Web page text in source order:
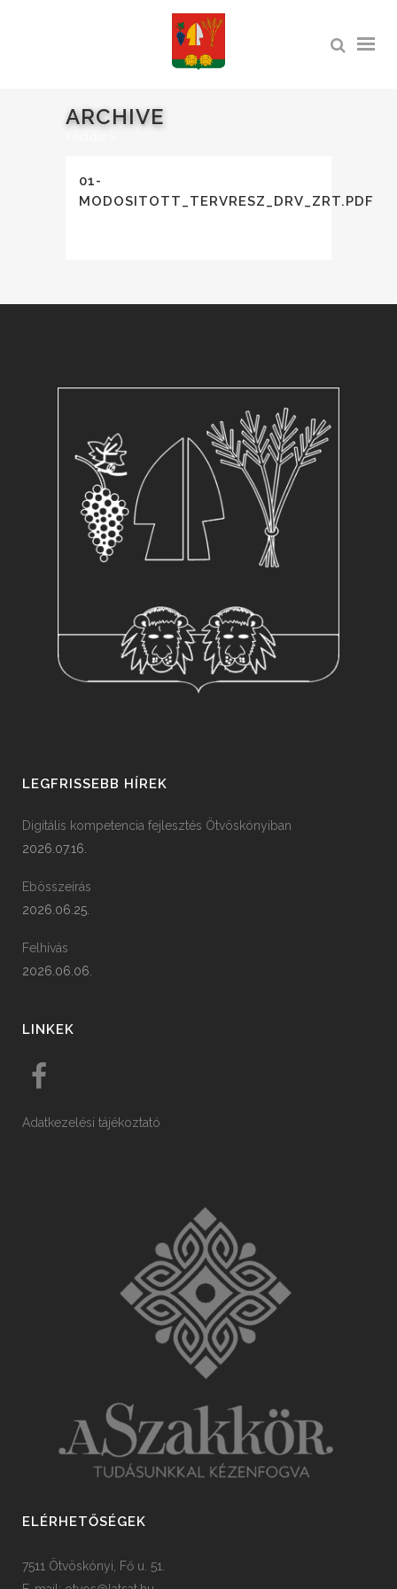
ARCHIVE
01-
MODOSITOTT_TERVRESZ_DRV_ZRT.PDF
LEGFRISSEBB HÍREK
Digitális kompetencia fejlesztés Ötvöskónyiban
2026.07.16.
Ebösszeírás
2026.06.25.
Felhívás
2026.06.06.
LINKEK
Adatkezelési tájékoztató
ELÉRHETŐSÉGEK
7511 Ötvöskónyi, Fő u. 51.